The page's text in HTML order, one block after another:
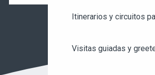
Itinerarios y circuitos
Visitas guiadas y